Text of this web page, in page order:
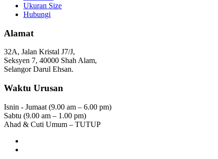
Ukuran Size
Hubungi
Alamat
32A, Jalan Kristal J7/J,
Seksyen 7, 40000 Shah Alam,
Selangor Darul Ehsan.
Waktu Urusan
Isnin - Jumaat (9.00 am – 6.00 pm)
Sabtu (9.00 am – 1.00 pm)
Ahad & Cuti Umum – TUTUP